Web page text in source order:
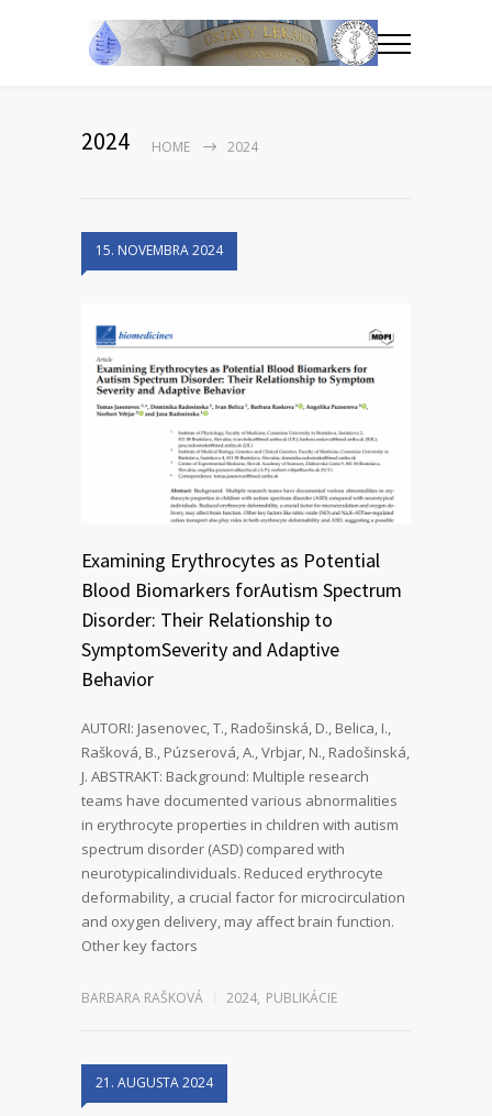
2024 HOME 2024
15. NOVEMBRA 2024
Examining Erythrocytes as Potential
Blood Biomarkers forAutism Spectrum
Disorder: Their Relationship to
SymptomSeverity and Adaptive
Behavior
AUTORI: Jasenovec, T., Radošinská, D., Belica, I.,
Rašková, B., Púzserová, A., Vrbjar, N., Radošinská,
J. ABSTRAKT: Background: Multiple research
teams have documented various abnormalities
in erythrocyte properties in children with autism
spectrum disorder (ASD) compared with
neurotypicalindividuals. Reduced erythrocyte
deformability, a crucial factor for microcirculation
and oxygen delivery, may affect brain function.
Other key factors
BARBARA RAŠKOVÁ 2024, PUBLIKÁCIE
21. AUGUSTA 2024